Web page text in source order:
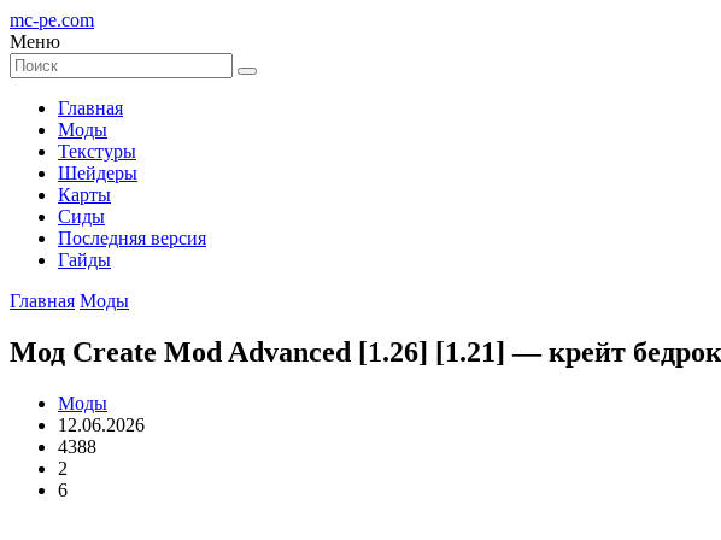
mc-pe.com
Меню
Главная
Моды
Текстуры
Шейдеры
Карты
Сиды
Последняя версия
Гайды
Главная Моды
Мод Create Mod Advanced [1.26] [1.21] — крейт
Моды
12.06.2026
4388
2
6